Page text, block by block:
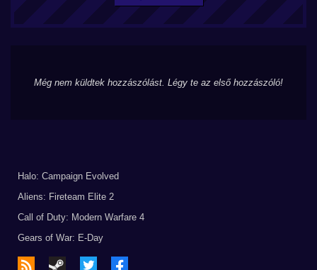
Még nem küldtek hozzászólást. Légy te az első hozzászóló!
Halo: Campaign Evolved
Aliens: Fireteam Elite 2
Call of Duty: Modern Warfare 4
Gears of War: E-Day